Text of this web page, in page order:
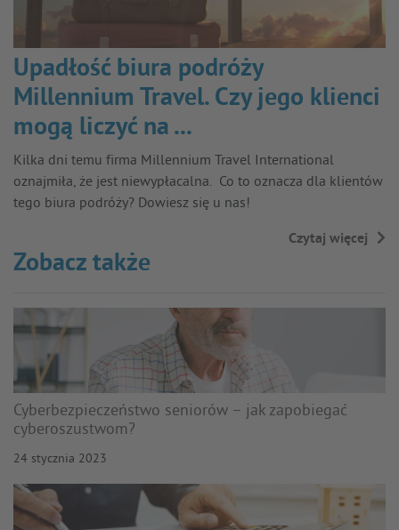
Upadłość biura podróży
Millennium Travel. Czy jego klienci
mogą liczyć na ...
Kilka dni temu firma Millennium Travel International
oznajmiła, że jest niewypłacalna. Co to oznacza dla klientów
tego biura podróży? Dowiesz się u nas!
Czytaj więcej
Zobacz także
Cyberbezpieczeństwo seniorów – jak zapobiegać
cyberoszustwom?
24 stycznia 2023